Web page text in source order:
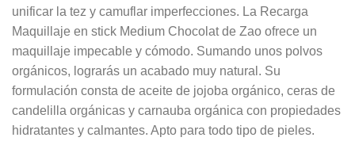
unificar la tez y camuflar imperfecciones. La Recarga
Maquillaje en stick Medium Chocolat de Zao ofrece un
maquillaje impecable y cómodo. Sumando unos polvos
orgánicos, lograrás un acabado muy natural. Su
formulación consta de aceite de jojoba orgánico, ceras de
candelilla orgánicas y carnauba orgánica con propiedades
hidratantes y calmantes. Apto para todo tipo de pieles.